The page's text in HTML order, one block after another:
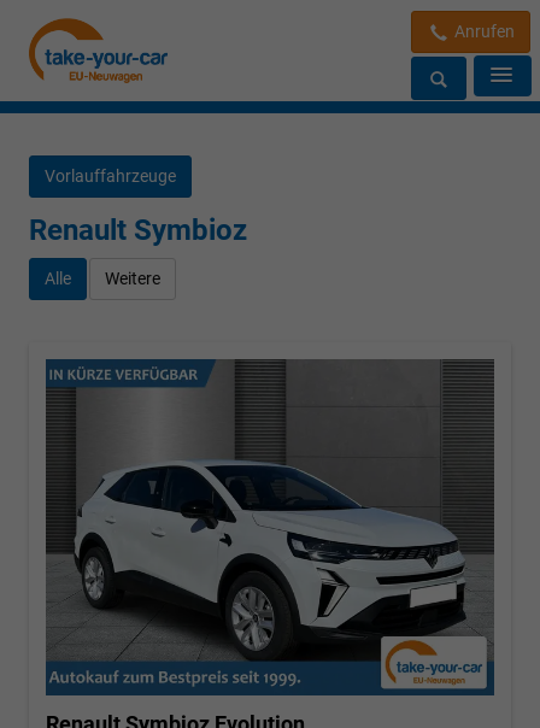
Anrufen
Vorlauffahrzeuge
Renault Symbioz
Alle Weitere